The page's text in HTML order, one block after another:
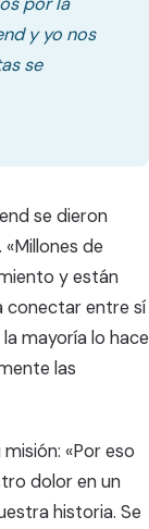
y yo nos
se
se dieron
de
y están
conectar entre sí
mayoría lo hace
las
«Por eso
dolor en un
historia. Se